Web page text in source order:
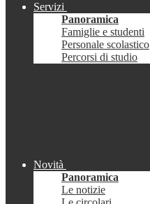
Servizi
Panoramica
Famiglie e studenti
Personale scolastico
Percorsi di studio
Novità
Panoramica
Le notizie